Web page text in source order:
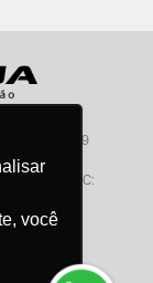
você
0001-49
às 18:00hs
SAC: